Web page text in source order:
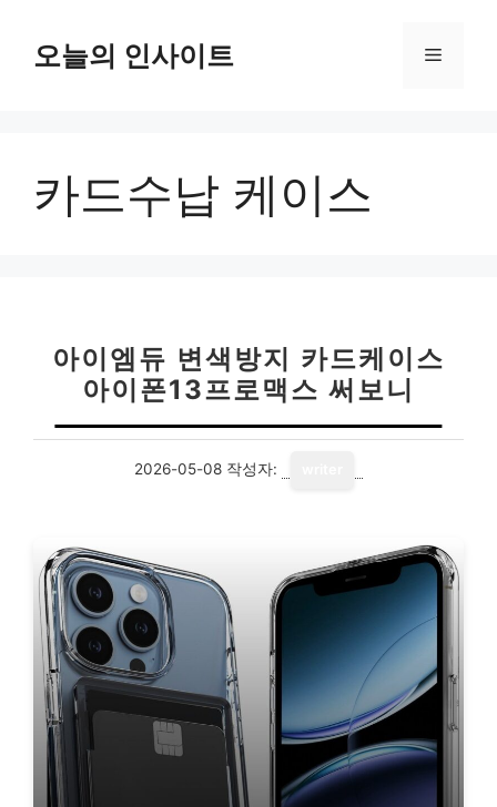
오늘의 인사이트 메
카드수납 케이스
아이엠듀 변색방지 카드케이스
아이폰13프로맥스 써보니
2026-05-08 작성자: